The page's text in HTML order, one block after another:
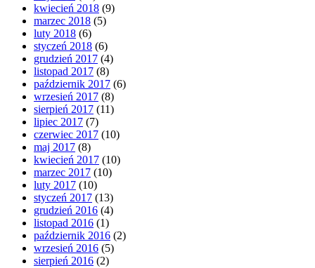
kwiecień 2018 (9)
marzec 2018 (5)
luty 2018 (6)
styczeń 2018 (6)
grudzień 2017 (4)
listopad 2017 (8)
październik 2017 (6)
wrzesień 2017 (8)
sierpień 2017 (11)
lipiec 2017 (7)
czerwiec 2017 (10)
maj 2017 (8)
kwiecień 2017 (10)
marzec 2017 (10)
luty 2017 (10)
styczeń 2017 (13)
grudzień 2016 (4)
listopad 2016 (1)
październik 2016 (2)
wrzesień 2016 (5)
sierpień 2016 (2)